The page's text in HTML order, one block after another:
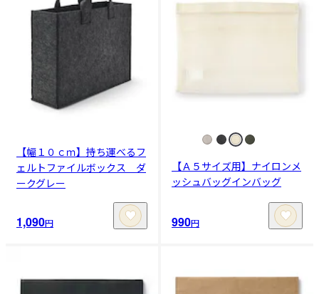
【幅１０ｃｍ】持ち運べるフ
ェルトファイルボックス ダ
ークグレー
1,090円
【Ａ５サイズ用】ナイロンメ
ッシュバッグインバッグ
990円